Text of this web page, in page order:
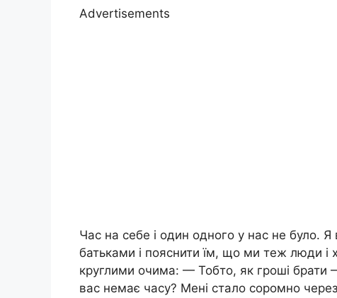
Advertisements
Час на себе і один одного у нас не було.
батьками і пояснити їм, що ми теж люди
круглими очима: — Тобто, як гроші брати
вас немає часу? Мені стало соромно